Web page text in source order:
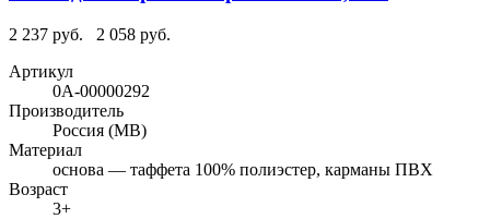
2 237 руб.
2 058 руб.
Артикул
0А-00000292
Производитель
Россия (МВ)
Материал
основа — таффета 100% полиэстер, карманы ПВХ
Возраст
3+